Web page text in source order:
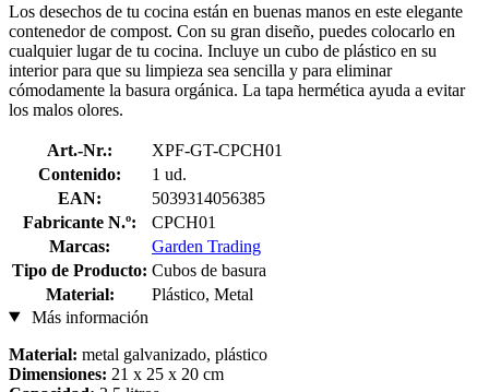
Los desechos de tu cocina están en buenas manos en este elegante
contenedor de compost. Con su gran diseño, puedes colocarlo en
cualquier lugar de tu cocina. Incluye un cubo de plástico en su
interior para que su limpieza sea sencilla y para eliminar
cómodamente la basura orgánica. La tapa hermética ayuda a evitar
los malos olores.
Art.-Nr.:
XPF-GT-CPCH01
Contenido:
1 ud.
EAN:
5039314056385
Fabricante N.º:
CPCH01
Marcas:
Garden Trading
Tipo de Producto: Cubos de basura
Material:
Plástico, Metal
Más información
Material: metal galvanizado, plástico
Dimensiones: 21 x 25 x 20 cm